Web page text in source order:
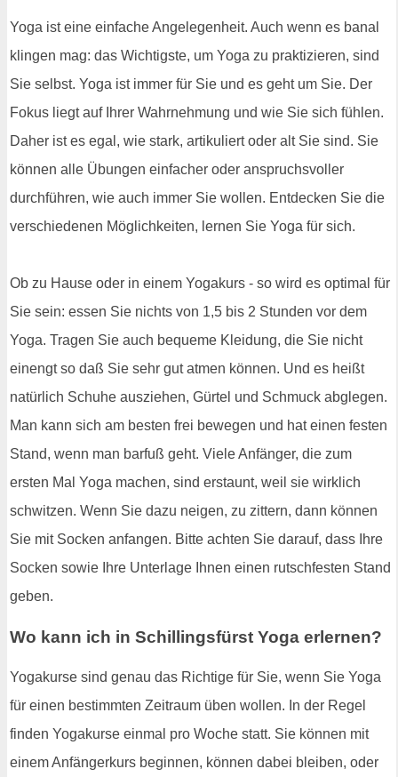
Yoga ist eine einfache Angelegenheit. Auch wenn es banal
klingen mag: das Wichtigste, um Yoga zu praktizieren, sind
Sie selbst. Yoga ist immer für Sie und es geht um Sie. Der
Fokus liegt auf Ihrer Wahrnehmung und wie Sie sich fühlen.
Daher ist es egal, wie stark, artikuliert oder alt Sie sind. Sie
können alle Übungen einfacher oder anspruchsvoller
durchführen, wie auch immer Sie wollen. Entdecken Sie die
verschiedenen Möglichkeiten, lernen Sie Yoga für sich.
Ob zu Hause oder in einem Yogakurs - so wird es optimal für
Sie sein: essen Sie nichts von 1,5 bis 2 Stunden vor dem
Yoga. Tragen Sie auch bequeme Kleidung, die Sie nicht
einengt so daß Sie sehr gut atmen können. Und es heißt
natürlich Schuhe ausziehen, Gürtel und Schmuck abglegen.
Man kann sich am besten frei bewegen und hat einen festen
Stand, wenn man barfuß geht. Viele Anfänger, die zum
ersten Mal Yoga machen, sind erstaunt, weil sie wirklich
schwitzen. Wenn Sie dazu neigen, zu zittern, dann können
Sie mit Socken anfangen. Bitte achten Sie darauf, dass Ihre
Socken sowie Ihre Unterlage Ihnen einen rutschfesten Stand
geben.
Wo kann ich in Schillingsfürst Yoga erlernen?
Yogakurse sind genau das Richtige für Sie, wenn Sie Yoga
für einen bestimmten Zeitraum üben wollen. In der Regel
finden Yogakurse einmal pro Woche statt. Sie können mit
einem Anfängerkurs beginnen, können dabei bleiben, oder